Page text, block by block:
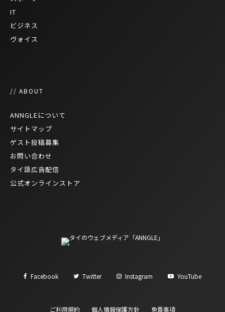
IT
ビジネス
ヴォイス
// ABOUT
ANNGLEについて
サイトマップ
ゲスト投稿募集
お問い合わせ
タイ語広告配信
公式オンラインストア
Facebook Twitter Instagram YouTube
ご利用規約 個人情報保護方針 免責事項